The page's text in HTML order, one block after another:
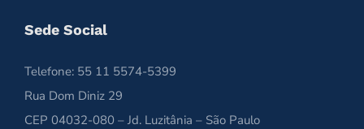
Sede Social
Telefone: 55 11 5574-5399
Rua Dom Diniz 29
CEP 04032-080 – Jd. Luzitânia – São Paulo